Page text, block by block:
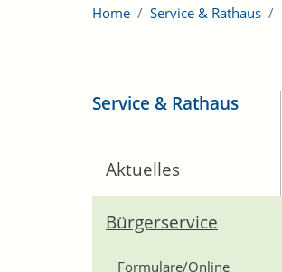
Home Service & Rathaus
Service & Rathaus
Aktuelles
Bürgerservice
Formulare/Online